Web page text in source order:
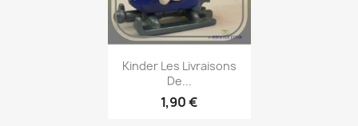
Aperçu rapide
Kinder Les Livraisons
De...
1,90 €